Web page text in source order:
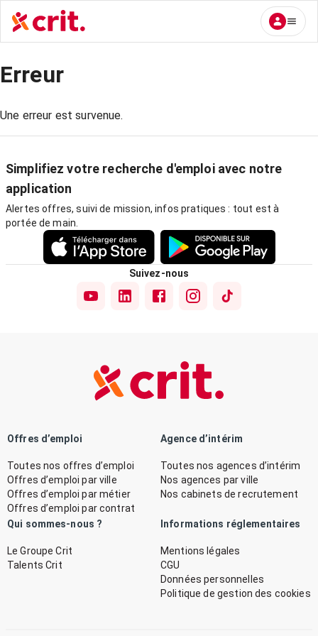
Erreur
Une erreur est survenue.
Simplifiez votre recherche d'emploi avec notre
application
Alertes offres, suivi de mission, infos pratiques : tout est à
portée de main.
Suivez-nous
Offres d’emploi
Toutes nos offres d’emploi
Offres d’emploi par ville
Offres d’emploi par métier
Offres d’emploi par contrat
Agence d’intérim
Toutes nos agences d’intérim
Nos agences par ville
Nos cabinets de recrutement
Qui sommes-nous ?
Le Groupe Crit
Talents Crit
Informations réglementaires
Mentions légales
CGU
Données personnelles
Politique de gestion des cookies